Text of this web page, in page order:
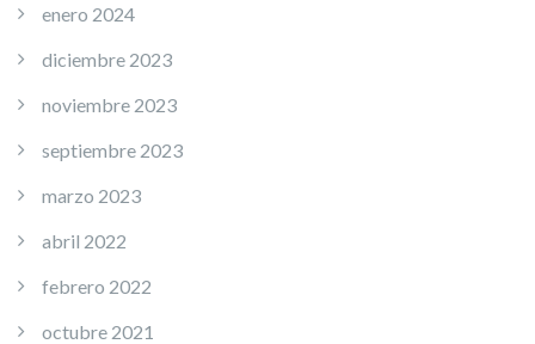
enero 2024
diciembre 2023
noviembre 2023
septiembre 2023
marzo 2023
abril 2022
febrero 2022
octubre 2021